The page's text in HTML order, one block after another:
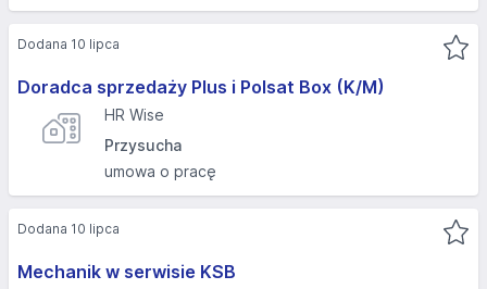
Doradca sprzedaży Plus i Polsat Box (K/M)
HR Wise
Przysucha
umowa o pracę
Dodana 10 lipca
Mechanik w serwisie KSB
Dodana 10 lipca